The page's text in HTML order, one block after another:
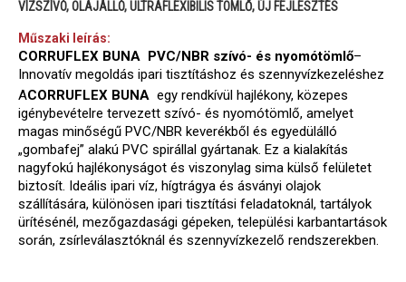
VÍZSZÍVÓ, OLAJÁLLÓ, ULTRAFLEXIBILIS TÖMLŐ, ÚJ FEJLESZTÉS
Műszaki leírás:
CORRUFLEX BUNA PVC/NBR szívó- és nyomótömlő–
Innovatív megoldás ipari tisztításhoz és szennyvízkezeléshez
ACORRUFLEX BUNA egy rendkívül hajlékony, közepes
igénybevételre tervezett szívó- és nyomótömlő, amelyet
magas minőségű PVC/NBR keverékből és egyedülálló
„gombafej” alakú PVC spirállal gyártanak. Ez a kialakítás
nagyfokú hajlékonyságot és viszonylag sima külső felületet
biztosít. Ideális ipari víz, hígtrágya és ásványi olajok
szállítására, különösen ipari tisztítási feladatoknál, tartályok
ürítésénél, mezőgazdasági gépeken, települési karbantartások
során, zsírleválasztóknál és szennyvízkezelő rendszerekben.